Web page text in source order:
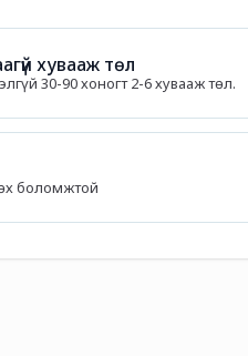
хувааж төл
30-90 хоногт 2-6 хувааж төл.
боломжтой